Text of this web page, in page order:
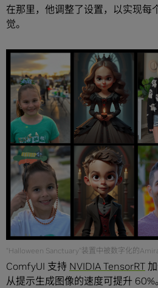
在那里，他调整了设置，以实现每
觉。
“Halloween Sanctuary”装置中被数字化的
ComfyUI 支持 NVIDIA TensorRT
从提示生成图像的速度可提升 60%。